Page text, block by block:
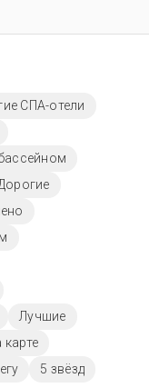
СПА-отели
Лучшие
карте
5 звёзд